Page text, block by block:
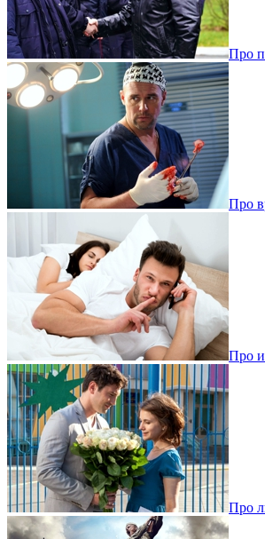
Про
Про
Про
Про